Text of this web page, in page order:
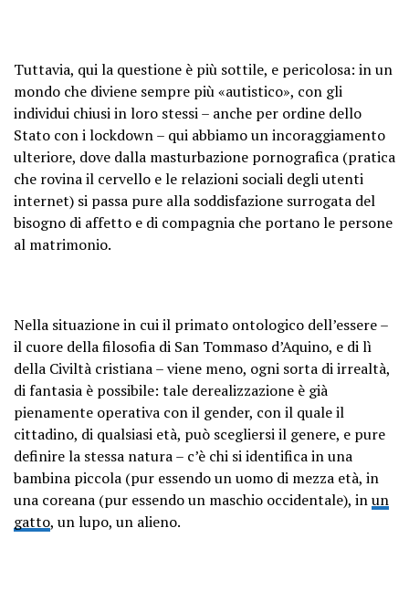
Tuttavia, qui la questione è più sottile, e pericolosa: in un
mondo che diviene sempre più «autistico», con gli
individui chiusi in loro stessi – anche per ordine dello
Stato con i lockdown – qui abbiamo un incoraggiamento
ulteriore, dove dalla masturbazione pornografica (pratica
che rovina il cervello e le relazioni sociali degli utenti
internet) si passa pure alla soddisfazione surrogata del
bisogno di affetto e di compagnia che portano le persone
al matrimonio.
Nella situazione in cui il primato ontologico dell’essere –
il cuore della filosofia di San Tommaso d’Aquino, e di lì
della Civiltà cristiana – viene meno, ogni sorta di irrealtà,
di fantasia è possibile: tale derealizzazione è già
pienamente operativa con il gender, con il quale il
cittadino, di qualsiasi età, può scegliersi il genere, e pure
definire la stessa natura – c’è chi si identifica in una
bambina piccola (pur essendo un uomo di mezza età, in
una coreana (pur essendo un maschio occidentale), inun
gatto, un lupo, un alieno.